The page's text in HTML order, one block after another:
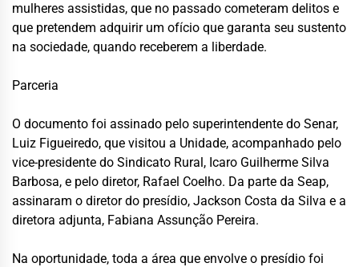
mulheres assistidas, que no passado cometeram delitos e
que pretendem adquirir um ofício que garanta seu sustento
na sociedade, quando receberem a liberdade.
Parceria
O documento foi assinado pelo superintendente do Senar,
Luiz Figueiredo, que visitou a Unidade, acompanhado pelo
vice-presidente do Sindicato Rural, Icaro Guilherme Silva
Barbosa, e pelo diretor, Rafael Coelho. Da parte da Seap,
assinaram o diretor do presídio, Jackson Costa da Silva e a
diretora adjunta, Fabiana Assunção Pereira.
Na oportunidade, toda a área que envolve o presídio foi